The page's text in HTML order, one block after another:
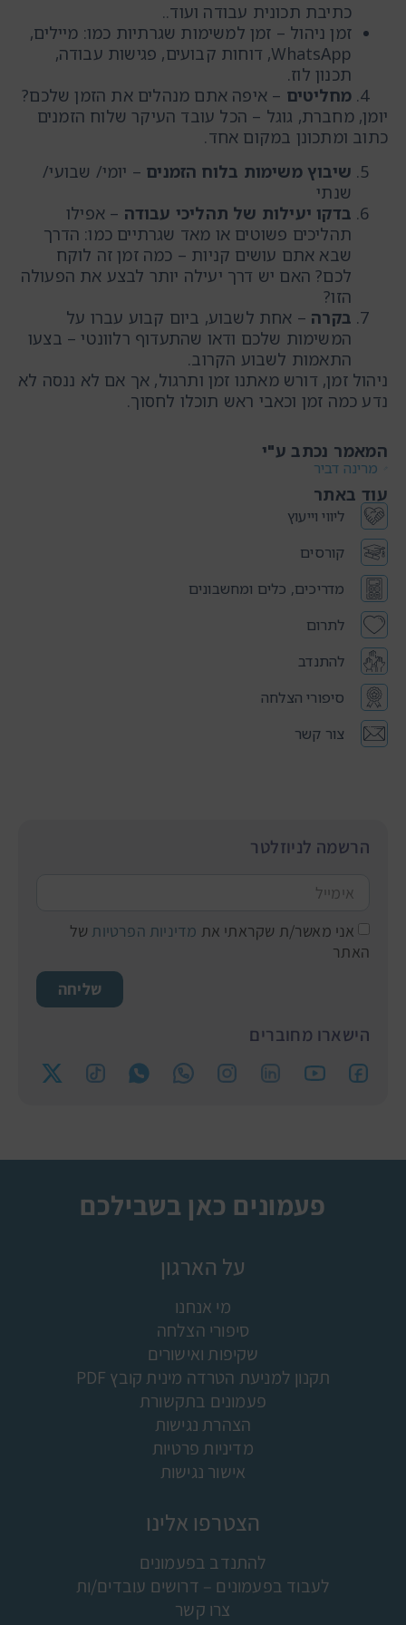
המאמר נכתב ע"י
מרינה דביר
עוד באתר
ליווי וייעוץ
קורסים
מדריכים, כלים ומחשבונים
לתרום
להתנדב
סיפורי הצלחה
צור קשר
כתיבת תכונית עבודה ועוד..
זמן ניהול – זמן למשימות שגרתיות כמו: מיילים,
WhatsApp, דוחות קבועים, פגישות עבודה,
תכנון לוז.
מחליטים – איפה אתם מנהלים את הזמן שלכם?
יומן, מחברת, גוגל – הכל עובד העיקר שלוח הזמנים
כתוב ומתכונן במקום אחד.
שיבוץ משימות בלוח הזמנים – יומי/ שבועי/
שנתי
בדקו יעילות של תהליכי עבודה – אפילו
תהליכים פשוטים או מאד שגרתיים כמו: הדרך
שבא אתם עושים קניות – כמה זמן זה לוקח
לכם? האם יש דרך יעילה יותר לבצע את הפעולה
הזו?
בקרה – אחת לשבוע, ביום קבוע עברו על
המשימות שלכם ודאו שהתעדוף רלוונטי – בצעו
התאמות לשבוע הקרוב.
ניהול זמן, דורש מאתנו זמן ותרגול, אך אם לא ננסה לא
נדע כמה זמן וכאבי ראש תוכלו לחסוך.
הרשמה לניוזלטר
אני מאשר/ת שקראתי את מדיניות הפרטיות של
האתר
שליחה
הישארו מחוברים
פעמונים כאן בשבילכם
על הארגון
מי אנחנו
סיפורי הצלחה
שקיפות ואישורים
תקנון למניעת הטרדה מינית קובץ PDF
פעמונים בתקשורת
הצהרת נגישות
מדיניות פרטיות
אישור נגישות
הצטרפו אלינו
להתנדב בפעמונים
לעבוד בפעמונים – דרושים עובדים/ות
צרו קשר